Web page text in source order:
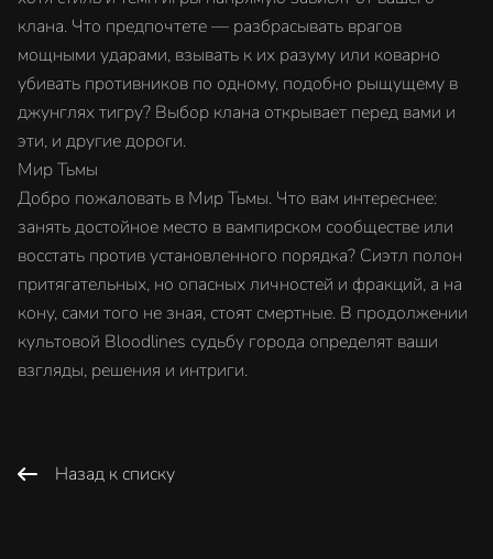
клана. Что предпочтете — разбрасывать врагов
мощными ударами, взывать к их разуму или коварно
убивать противников по одному, подобно рыщущему в
джунглях тигру? Выбор клана открывает перед вами и
эти, и другие дороги.
Мир Тьмы
Добро пожаловать в Мир Тьмы. Что вам интереснее:
занять достойное место в вампирском сообществе или
восстать против установленного порядка? Сиэтл полон
притягательных, но опасных личностей и фракций, а на
кону, сами того не зная, стоят смертные. В продолжении
культовой Bloodlines судьбу города определят ваши
взгляды, решения и интриги.
Назад к списку